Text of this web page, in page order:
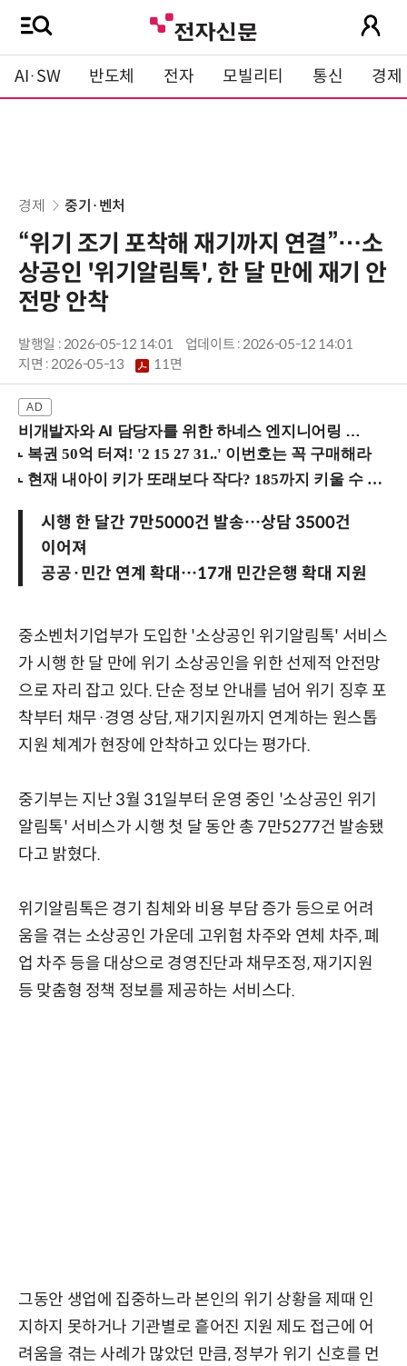
AI·SW 반도체 전자 모빌리티 통신 경제
경제 중기·벤처
“위기 조기 포착해 재기까지 연결”…소
상공인 '위기알림톡', 한 달 만에 재기 안
전망 안착
발행일 : 2026-05-12 14:01
업데이트 : 2026-05-12 14:01
지면 :2026-05-13 11면
비개발자와 AI 담당자를 위한 하네스 엔지니어링 입문과정 (8/20 신논현역)
시행 한 달간 7만5000건 발송…상담 3500건
이어져
공공·민간 연계 확대…17개 민간은행 확대 지원
중소벤처기업부가 도입한 '소상공인 위기알림톡' 서비스
가 시행 한 달 만에 위기 소상공인을 위한 선제적 안전망
으로 자리 잡고 있다. 단순 정보 안내를 넘어 위기 징후 포
착부터 채무·경영 상담, 재기지원까지 연계하는 원스톱
지원 체계가 현장에 안착하고 있다는 평가다.
중기부는 지난 3월 31일부터 운영 중인 '소상공인 위기
알림톡' 서비스가 시행 첫 달 동안 총 7만5277건 발송됐
다고 밝혔다.
위기알림톡은 경기 침체와 비용 부담 증가 등으로 어려
움을 겪는 소상공인 가운데 고위험 차주와 연체 차주, 폐
업 차주 등을 대상으로 경영진단과 채무조정, 재기지원
등 맞춤형 정책 정보를 제공하는 서비스다.
그동안 생업에 집중하느라 본인의 위기 상황을 제때 인
지하지 못하거나 기관별로 흩어진 지원 제도 접근에 어
려움을 겪는 사례가 많았던 만큼, 정부가 위기 신호를 먼